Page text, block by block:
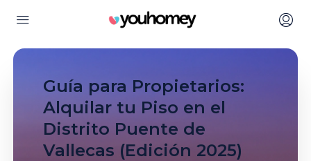
Guía para Propietarios:
Alquilar tu Piso en el
Distrito Puente de
Vallecas (Edición 2025)